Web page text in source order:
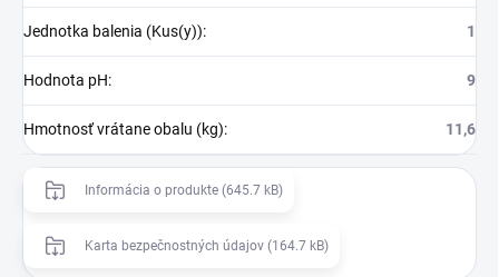
Jednotka balenia (Kus(y)): 1
Hodnota pH: 9
Hmotnosť vrátane obalu (kg): 11,6
Informácia o produkte (645.7 kB)
Karta bezpečnostných údajov (164.7 kB)